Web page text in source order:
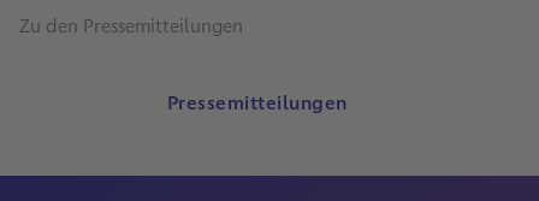
Zu den Pressemitteilungen
Pressemitteilungen